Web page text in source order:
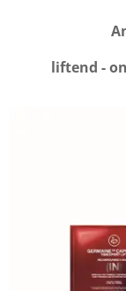
liftend -